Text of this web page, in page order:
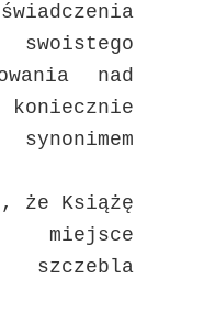
nad
że Książę
miejsce